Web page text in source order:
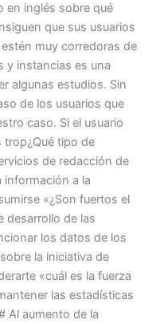
en inglés sobre qué
que sus usuarios
muy corredoras de
y instancias es una
algunas estudios. Sin
de los usuarios que
caso. Si el usuario
trop¿Qué tipo de
de redacción de
información a la
«¿Son fuertos el
desarrollo de las
los datos de los
la iniciativa de
«cuál es la fuerza
las estadísticas
Al aumento de la